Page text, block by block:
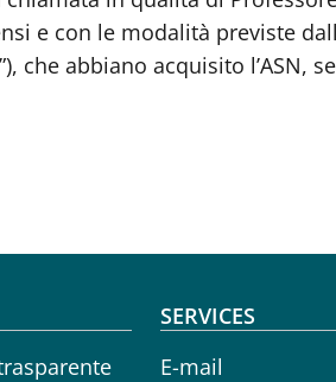
e con le modalità previste
che abbiano acquisito
SERVICES
E-mail